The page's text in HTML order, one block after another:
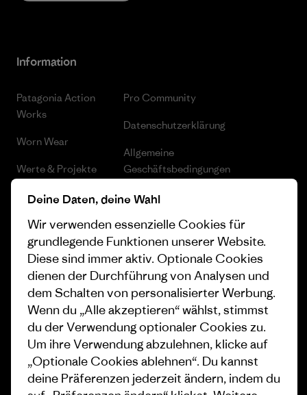
Information
Patagonia Action
Works
Worn Wear
Werte & Projekte
Progress Report
Business Unusual
Klimaziele
1% For The Planet
Wie wir finanzieren
Geschenkgutscheine
Stores in deiner Nähe
Pro Community
Datenschutzerklärung
Allgemeine
Geschäftsbedingungen
Cookie Einstellungen
Karriere
Pressekontakt
Industry program
Affiliate-Programm
Patagonia Österreich
Seitenverzeichnis
Deine Daten, deine Wahl
Wir verwenden essenzielle Cookies für
grundlegende Funktionen unserer Website.
Diese sind immer aktiv. Optionale Cookies
dienen der Durchführung von Analysen und
dem Schalten von personalisierter Werbung.
Wenn du „Alle akzeptieren“ wählst, stimmst
du der Verwendung optionaler Cookies zu.
Um ihre Verwendung abzulehnen, klicke auf
„Optionale Cookies ablehnen“. Du kannst
deine Präferenzen jederzeit ändern, indem du